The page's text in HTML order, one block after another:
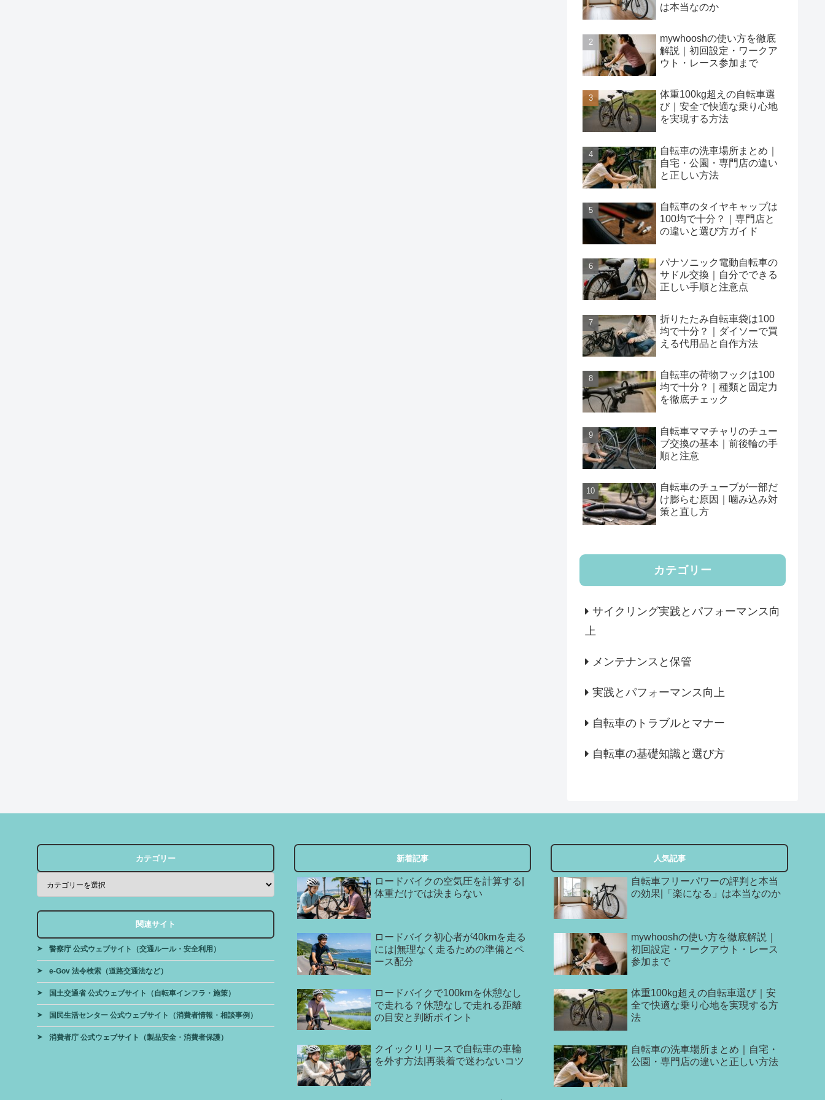
は本当なのか
mywhooshの使い方を徹底
解説｜初回設定・ワークア
ウト・レース参加まで
体重100kg超えの自転車選
び｜安全で快適な乗り心地
を実現する方法
自転車の洗車場所まとめ｜
自宅・公園・専門店の違い
と正しい方法
自転車のタイヤキャップは
100均で十分？｜専門店と
の違いと選び方ガイド
パナソニック電動自転車の
サドル交換｜自分でできる
正しい手順と注意点
折りたたみ自転車袋は100
均で十分？｜ダイソーで買
える代用品と自作方法
自転車の荷物フックは100
均で十分？｜種類と固定力
を徹底チェック
自転車ママチャリのチュー
ブ交換の基本｜前後輪の手
順と注意
自転車のチューブが一部だ
け膨らむ原因｜噛み込み対
策と直し方
カテゴリー
サイクリング実践とパフォーマンス向
上
メンテナンスと保管
実践とパフォーマンス向上
自転車のトラブルとマナー
自転車の基礎知識と選び方
カテゴリー
関連サイト
警察庁 公式ウェブサイト（交通ルール・安全利用）
e-Gov 法令検索（道路交通法など）
国土交通省 公式ウェブサイト（自転車インフラ・施策）
国民生活センター 公式ウェブサイト（消費者情報・相談事例）
消費者庁 公式ウェブサイト（製品安全・消費者保護）
新着記事
ロードバイクの空気圧を計算する|
体重だけでは決まらない
ロードバイク初心者が40kmを走る
には|無理なく走るための準備とペ
ース配分
ロードバイクで100kmを休憩なし
で走れる？休憩なしで走れる距離
の目安と判断ポイント
クイックリリースで自転車の車輪
を外す方法|再装着で迷わないコツ
人気記事
自転車フリーパワーの評判と本当
の効果|「楽になる」は本当なのか
mywhooshの使い方を徹底解説｜
初回設定・ワークアウト・レース
参加まで
体重100kg超えの自転車選び｜安
全で快適な乗り心地を実現する方
法
自転車の洗車場所まとめ｜自宅・
公園・専門店の違いと正しい方法